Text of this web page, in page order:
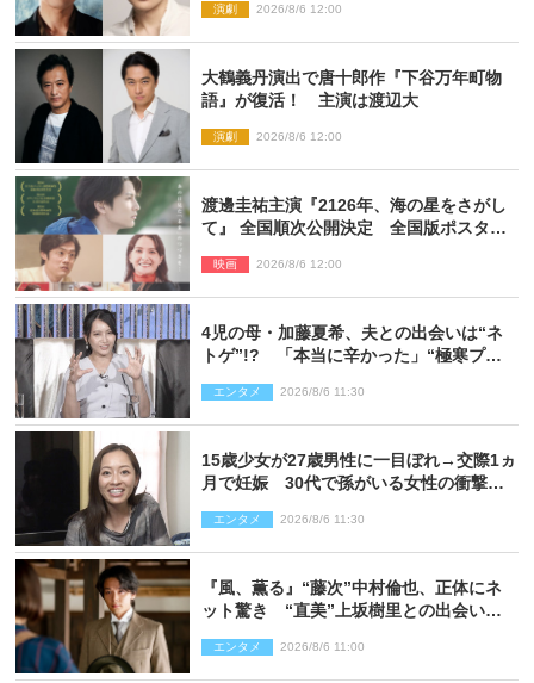
演劇 2026/8/6 12:00
大鶴義丹演出で唐十郎作『下谷万年町物
語』が復活！ 主演は渡辺大
演劇 2026/8/6 12:00
渡邊圭祐主演『2126年、海の星をさがし
て』 全国順次公開決定 全国版ポスター
映画 2026/8/6 12:00
4児の母・加藤夏希、夫との出会いは“ネ
トゲ”!? 「本当に辛かった」“極寒プロ
エンタメ 2026/8/6 11:30
15歳少女が27歳男性に一目ぼれ→交際1ヵ
月で妊娠 30代で孫がいる女性の衝撃半
エンタメ 2026/8/6 11:30
『風、薫る』“藤次”中村倫也、正体にネ
ット驚き “直美”上坂樹里との出会いに
しなよ！」
エンタメ 2026/8/6 11:00